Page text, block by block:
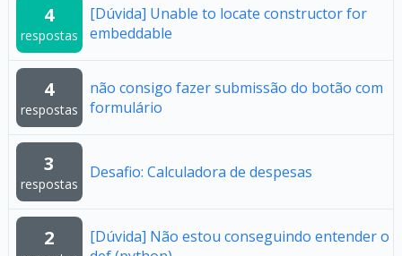
4
respostas
[Dúvida] Unable to locate constructor for
embeddable
4
respostas
não consigo fazer submissão do botão com
formulário
3
respostas
Desafio: Calculadora de despesas
2
[Dúvida] Não estou conseguindo entender o